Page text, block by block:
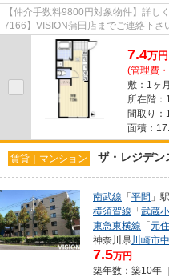
【仲介手数料9800円対象物件】詳
7166】VISION蒲田店までご
スメポイント）浴室乾燥機 洗面化粧...
7.4万円
(管理費
敷：1ヶ
所在階：
間取り：
面積：
賃貸｜マンション ザ・レジデン
南武線 「平間 」
横須賀線 「武蔵
東急東横線 「元
神奈川県川崎市
7.5万円
築年数：築10年